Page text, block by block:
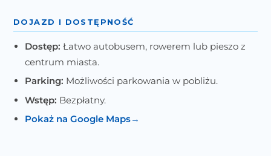
DOJAZD I DOSTĘPNOŚĆ
Dostęp: Łatwo autobusem, rowerem lub pieszo z
centrum miasta.
Parking: Możliwości parkowania w pobliżu.
Wstęp: Bezpłatny.
Pokaż na Google Maps